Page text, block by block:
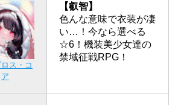
ス・コ
ア
【叡智】
色んな意味で衣装が凄
い…！今なら選べる
☆6！機装美少女達の
禁域征戦RPG！